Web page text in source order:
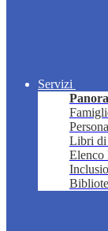
Servizi
Libri di
Elenco